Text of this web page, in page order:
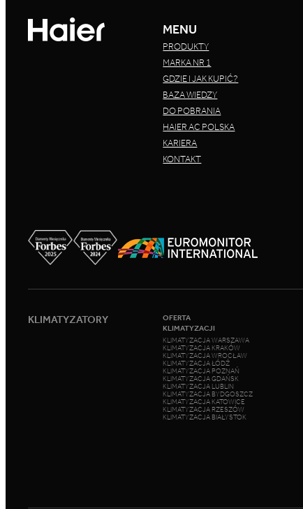
MENU
PRODUKTY
MARKA NR 1
GDZIE I JAK KUPIĆ?
BAZA WIEDZY
DO POBRANIA
HAIER AC POLSKA
KARIERA
KONTAKT
KLIMATYZATORY
OFERTA
KLIMATYZACJI
KLIMATYZACJA WARSZAWA
KLIMATYZACJA KRAKÓW
KLIMATYZACJA WROCŁAW
KLIMATYZACJA ŁÓDŹ
KLIMATYZACJA POZNAŃ
KLIMATYZACJA GDAŃSK
KLIMATYZACJA LUBLIN
KLIMATYZACJA BYDGOSZCZ
KLIMATYZACJA KATOWICE
KLIMATYZACJA RZESZÓW
KLIMATYZACJA BIAŁYSTOK